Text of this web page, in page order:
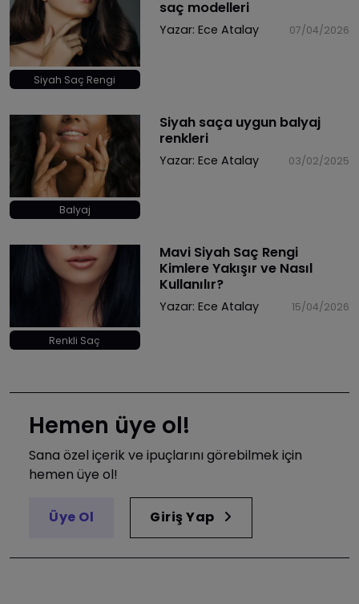
Siyah Saç Rengi
saç modelleri
Yazar: Ece Atalay 07/04/2026
Balyaj
Siyah saça uygun balyaj
renkleri
Yazar: Ece Atalay 03/02/2025
Renkli Saç
​Mavi Siyah Saç Rengi
Kimlere Yakışır ve Nasıl
Kullanılır?
Yazar: Ece Atalay 15/04/2026
Hemen üye ol!
Sana özel içerik ve ipuçlarını görebilmek için
hemen üye ol!
Üye Ol Giriş Yap